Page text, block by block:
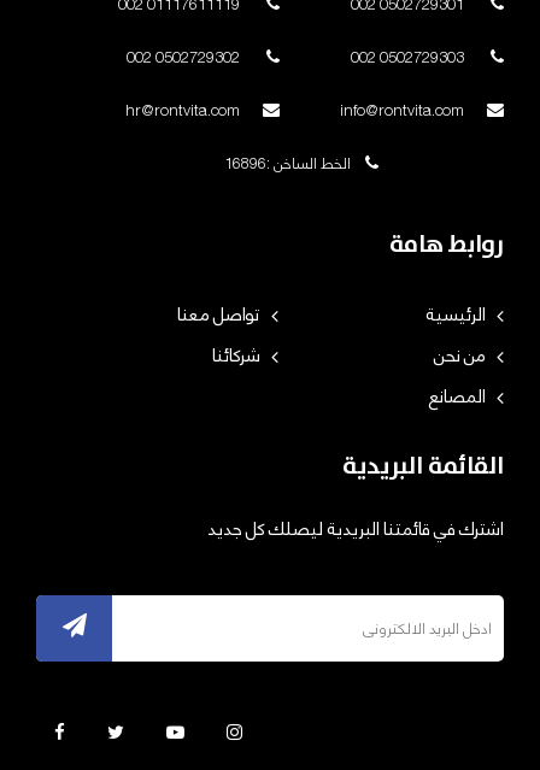
الخط الساخن :16896
روابط هامة
الرئيسية
تواصل معنا
من نحن
شركائنا
المصانع
القائمة البريدية
اشترك في قائمتنا البريدية ليصلك كل جديد